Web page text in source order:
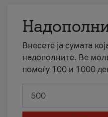
Внесете ја сумата
надополните. Ве
помеѓу 100 и 1000